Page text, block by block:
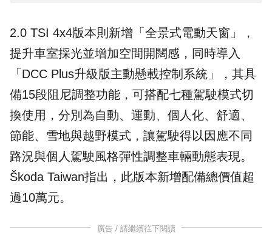
2.0 TSI 4x4版本則新增「全景式電動天窗」，
提升車室採光並增加空間開闊感，同時導入
「DCC Plus升級版主動懸載控制系統」，其具
備15段阻尼調整功能，可搭配七種駕駛模式切
換使用，分別為自動、運動、個人化、舒適、
節能、雪地與越野模式，讓駕駛得以因應不同
路況與個人駕駛風格彈性調整車輛動態表現。
Škoda Taiwan指出，此版本新增配備總價值超
過10萬元。
廣告 / 請繼續往下閱讀